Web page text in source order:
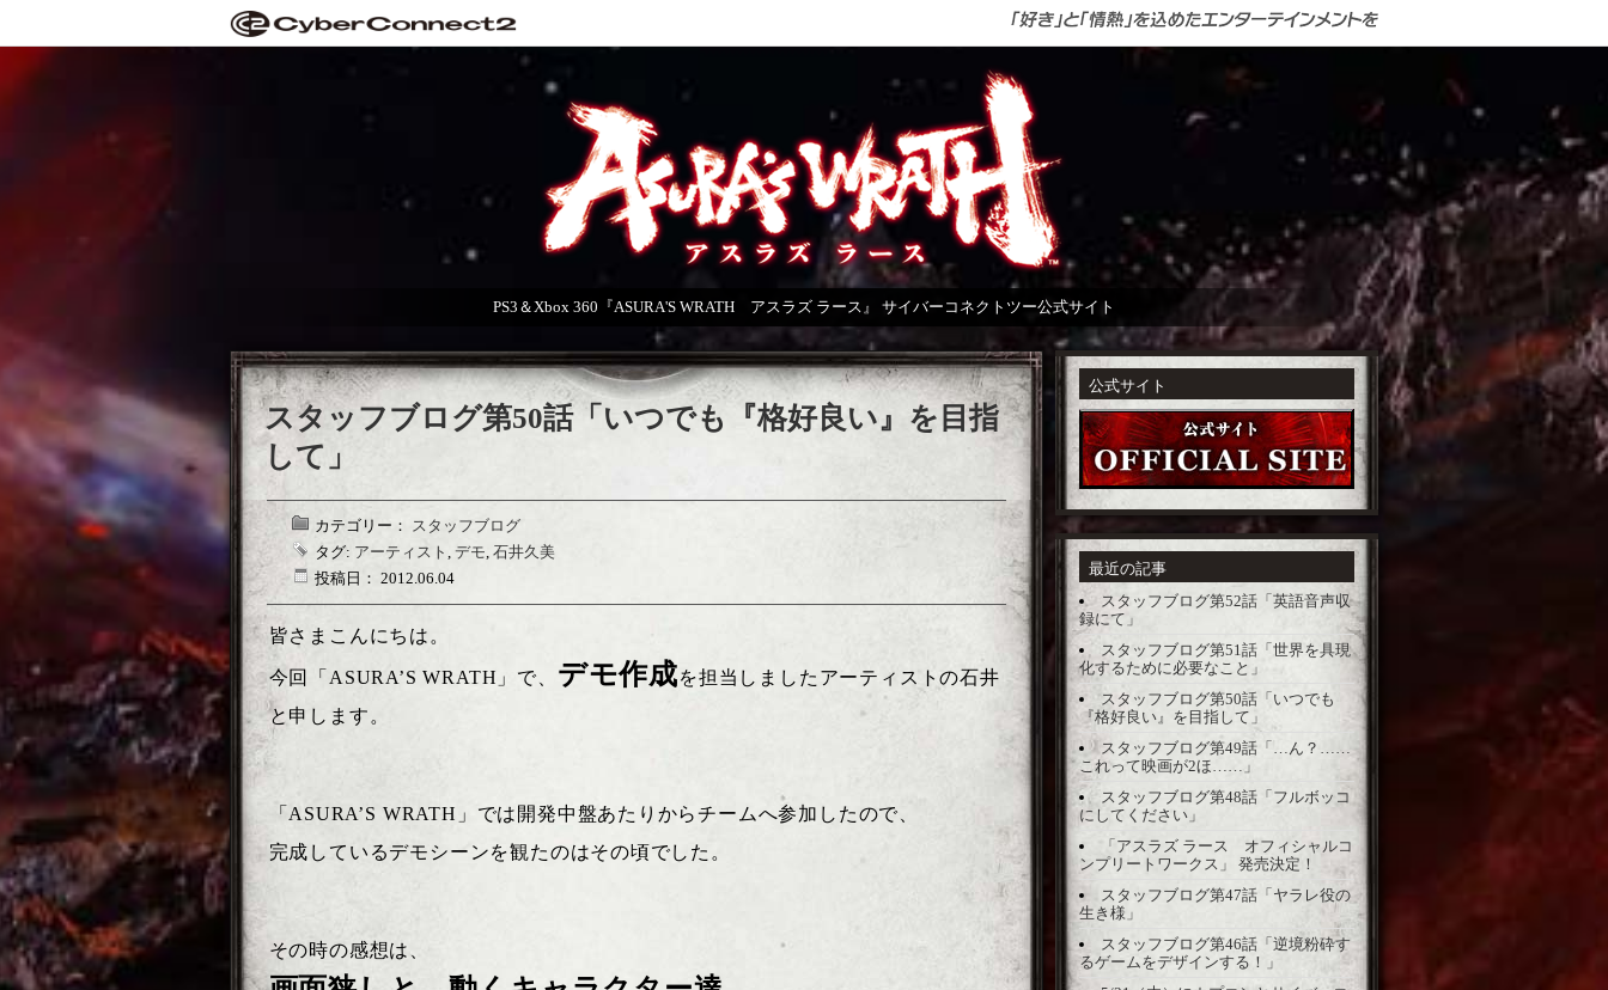
PS3＆Xbox 360『ASURA'S WRATH アスラズ ラース』 サイバーコネクトツー公式サイト
スタッフブログ第50話「いつでも『格好良い』を目指
して」
カテゴリー： スタッフブログ
タグ: アーティスト , デモ, 石井久美
投稿日： 2012.06.04
皆さまこんにちは。
今回「ASURA’S WRATH」で、 デモ作成を担当しましたアーティストの石井
と申します。
「ASURA’S WRATH」では開発中盤あたりからチームへ参加したので、
完成しているデモシーンを観たのはその頃でした。
その時の感想は、
公式サイト
最近の記事
スタッフブログ第52話「英語音声収
録にて」
スタッフブログ第51話「世界を具現
化するために必要なこと」
スタッフブログ第50話「いつでも
『格好良い』を目指して」
スタッフブログ第49話「…ん？……
これって映画が2ほ……」
スタッフブログ第48話「フルボッコ
にしてください」
「アスラズ ラース オフィシャルコ
ンプリートワークス」 発売決定！
スタッフブログ第47話「ヤラレ役の
生き様」
スタッフブログ第46話「逆境粉砕す
るゲームをデザインする！」